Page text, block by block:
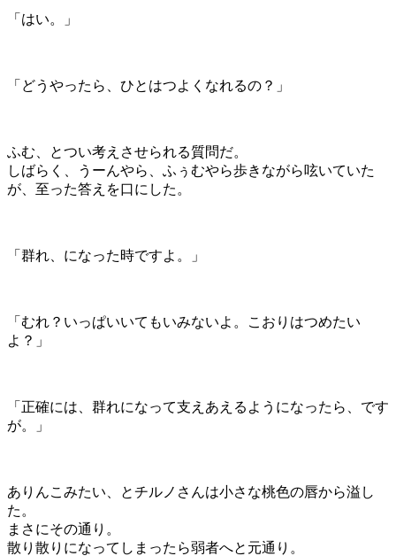
「はい。」
「どうやったら、ひとはつよくなれるの？」
ふむ、とつい考えさせられる質問だ。
しばらく、うーんやら、ふぅむやら歩きながら呟いていた
が、至った答えを口にした。
「群れ、になった時ですよ。」
「むれ？いっぱいいてもいみないよ。こおりはつめたい
よ？」
「正確には、群れになって支えあえるようになったら、です
が。」
ありんこみたい、とチルノさんは小さな桃色の唇から溢し
た。
まさにその通り。
散り散りになってしまったら弱者へと元通り。